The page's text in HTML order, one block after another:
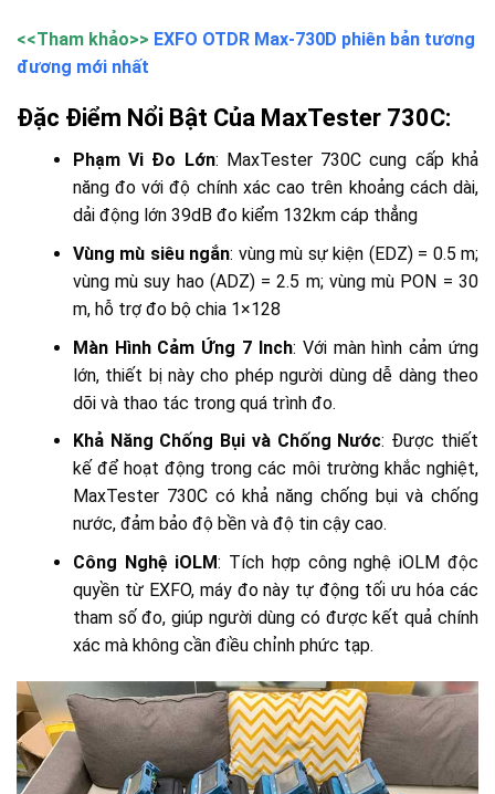
<<Tham khảo>> EXFO OTDR Max-730D phiên bản tương
đương mới nhất
Đặc Điểm Nổi Bật Của MaxTester 730C:
Phạm Vi Đo Lớn: MaxTester 730C cung cấp khả
năng đo với độ chính xác cao trên khoảng cách dài,
dải động lớn 39dB đo kiểm 132km cáp thẳng
Vùng mù siêu ngắn: vùng mù sự kiện (EDZ) = 0.5 m;
vùng mù suy hao (ADZ) = 2.5 m; vùng mù PON = 30
m, hỗ trợ đo bộ chia 1×128
Màn Hình Cảm Ứng 7 Inch: Với màn hình cảm ứng
lớn, thiết bị này cho phép người dùng dễ dàng theo
dõi và thao tác trong quá trình đo.
Khả Năng Chống Bụi và Chống Nước: Được thiết
kế để hoạt động trong các môi trường khắc nghiệt,
MaxTester 730C có khả năng chống bụi và chống
nước, đảm bảo độ bền và độ tin cậy cao.
Công Nghệ iOLM: Tích hợp công nghệ iOLM độc
quyền từ EXFO, máy đo này tự động tối ưu hóa các
tham số đo, giúp người dùng có được kết quả chính
xác mà không cần điều chỉnh phức tạp.